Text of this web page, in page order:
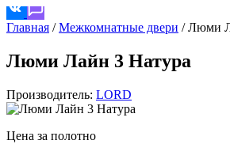
Главная / Межкомнатные двери / Люми
Люми Лайн 3 Натура
Производитель: LORD
Цена за полотно